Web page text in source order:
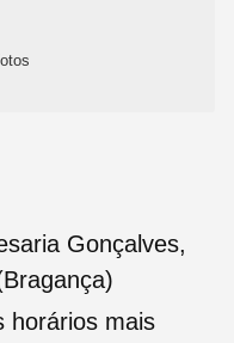
Gonçalves,
horários mais